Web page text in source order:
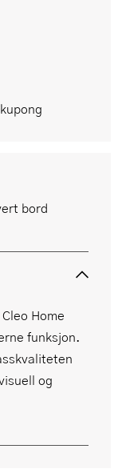
bord
Home
funksjon.
og